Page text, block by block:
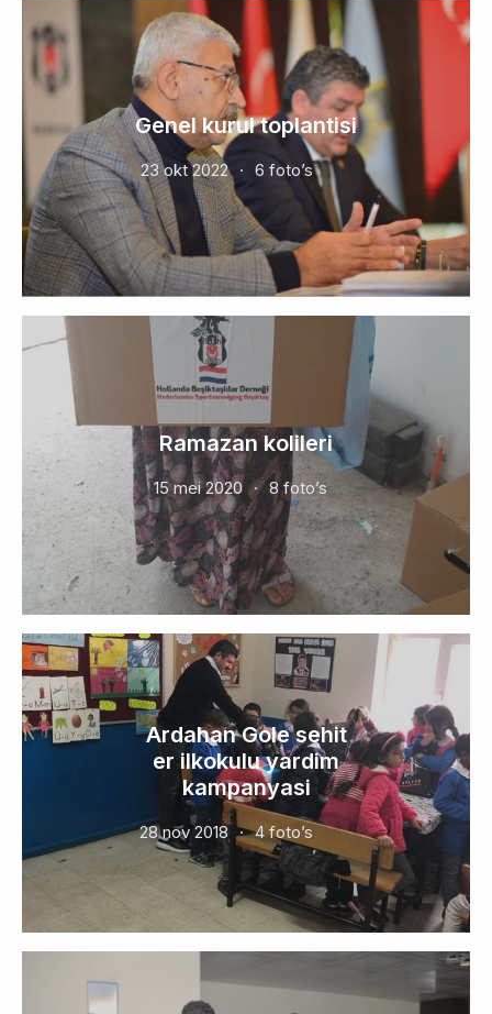
Genel kurul toplantisi
23 okt 2022 6 foto’s
Ramazan kolileri
15 mei 2020 8 foto’s
Ardahan Gole sehit
er ilkokulu yardim
kampanyasi
28 nov 2018 4 foto’s